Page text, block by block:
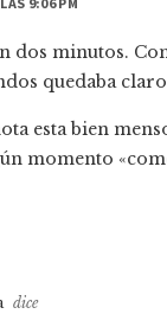
dos minutos.
quedaba
esta bien
momento
dice